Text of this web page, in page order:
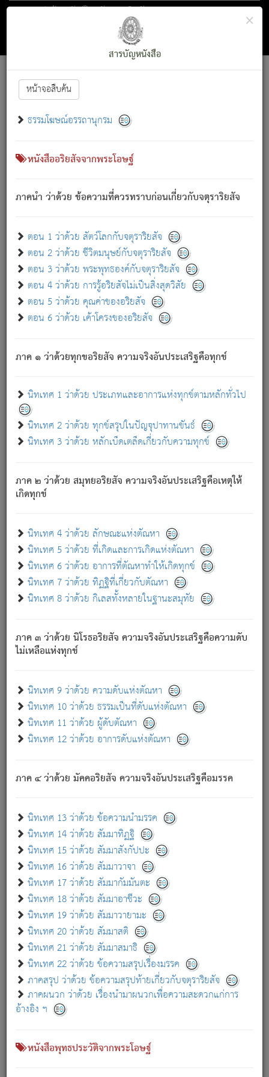
ตอน 1 ว่าด้วย สัตว์โลกกับจตุราริยสัจ
สารบัญ×
สารบัญหนังสือ
หน้าจอสืบค้น
ธรรมโฆษณ์อรรถานุกรม
หนังสืออริยสัจจากพระโอษฐ์
ภาคนำ ว่าด้วย ข้อความที่ควรทราบก่อนเกี่ยวกับจตุราริยสัจ
ตอน 1 ว่าด้วย สัตว์โลกกับจตุราริยสัจ
ตอน 2 ว่าด้วย ชีวิตมนุษย์กับจตุราริยสัจ
ตอน 3 ว่าด้วย พระพุทธองค์กับจตุราริยสัจ
ตอน 4 ว่าด้วย การรู้อริยสัจไม่เป็นสิ่งสุดวิสัย
ตอน 5 ว่าด้วย คุณค่าของอริยสัจ
ตอน 6 ว่าด้วย เค้าโครงของอริยสัจ
ภาค ๑ ว่าด้วยทุกขอริยสัจ ความจริงอันประเสริฐคือทุกข์
นิทเทศ 1 ว่าด้วย ประเภทและอาการแห่งทุกข์ตามหลักทั่วไป
นิทเทศ 2 ว่าด้วย ทุกข์สรุปในปัญจุปาทานขันธ์
นิทเทศ 3 ว่าด้วย หลักเบ็ดเตล็ดเกี่ยวกับความทุกข์
ภาค ๒ ว่าด้วย สมุทยอริยสัจ ความจริงอันประเสริฐคือเหตุให้
เกิดทุกข์
นิทเทศ 4 ว่าด้วย ลักษณะแห่งตัณหา
นิทเทศ 5 ว่าด้วย ที่เกิดและการเกิดแห่งตัณหา
นิทเทศ 6 ว่าด้วย อาการที่ตัณหาทำให้เกิดทุกข์
นิทเทศ 7 ว่าด้วย ทิฏฐิที่เกี่ยวกับตัณหา
นิทเทศ 8 ว่าด้วย กิเลสทั้งหลายในฐานะสมุทัย
ภาค ๓ ว่าด้วย นิโรธอริยสัจ ความจริงอันประเสริฐคือความดับ
ไม่เหลือแห่งทุกข์
นิทเทศ 9 ว่าด้วย ความดับแห่งตัณหา
นิทเทศ 10 ว่าด้วย ธรรมเป็นที่ดับแห่งตัณหา
นิทเทศ 11 ว่าด้วย ผู้ดับตัณหา
นิทเทศ 12 ว่าด้วย อาการดับแห่งตัณหา
ภาค ๔ ว่าด้วย มัคคอริยสัจ ความจริงอันประเสริฐคือมรรค
นิทเทศ 13 ว่าด้วย ข้อความนำมรรค
นิทเทศ 14 ว่าด้วย สัมมาทิฏฐิ
นิทเทศ 15 ว่าด้วย สัมมาสังกัปปะ
นิทเทศ 16 ว่าด้วย สัมมาวาจา
นิทเทศ 17 ว่าด้วย สัมมากัมมันตะ
นิทเทศ 18 ว่าด้วย สัมมาอาชีวะ
นิทเทศ 19 ว่าด้วย สัมมาวายามะ
นิทเทศ 20 ว่าด้วย สัมมาสติ
นิทเทศ 21 ว่าด้วย สัมมาสมาธิ
นิทเทศ 22 ว่าด้วย ข้อความสรุปเรื่องมรรค
ภาคสรุป ว่าด้วย ข้อความสรุปท้ายเกี่ยวกับจตุราริยสัจ
ภาคผนวก ว่าด้วย เรื่องนำมาผนวกเพื่อความสะดวกแก่การ
อ้างอิง ฯ
หนังสือพุทธประวัติจากพระโอษฐ์
Font :15 ]||
สัตว์โลกนี้ เกิดความเดือดร้อนแล้ว มีผัสสะบังหน้า
เขาสำคัญสิ่งใด โดยความเป็นประการใด แต่สิ่งนั้นย่อมเป็น
(ตามที่เป็นจริง) โดยประการอื่นจากที่เขาสำคัญนั้น
สัตว์โลกติดข้องอยู่ในภพ ถูกภพบังหน้าแล้ว มีภพโดยความ
เป็นอย่างอื่น (จากที่มันเป็นอยู่จริง) จึงได้เพลิดเพลินยิ่งนักในภพ
เขาเพลิดเพลินยิ่งนักในสิ่งใด สิ่งนั้นเป็นภัย (ที่เขาไม่รู้จัก)
เขากลัวต่อสิ่งใดสิ่งนั้นเป็นทุกข์
พรหมจรรย์นี้ อันบุคคลย่อมประพฤติ ก็เพื่อการละขาดซึ่ง
ภพ.
สมณะหรือพราหมณ์เหล่าใด กล่าวความหลุดพ้นจากภพว่า
มีได้เพราะภพ เรากล่าวว่า สมณะหรือพราหมณ์ทั้งปวงนั้น
มิใช่ผู้หลดพ้นจากภพ.
ภพ ว่ามีได้เพราะวิภพ[2]: เรากล่าวว่า สมณะหรือพราหมณ์ทั้ง
ปวงนั้น ก็ยังสลัดภพออกไปไม่ได้.
ก็ทุกข์นี้มีขึ้น เพราะอาศัยซึ่งอุปธิทั้งปวง.
เพราะความสิ้นไปแห่งอุปาทานทั้งปวง ความเกิดขึ้นแห่ง
ทุกข์จึงไม่มี.
ท่านจงดูโลกนี้เถิด (จะเห็นว่า) สัตว์ทั้งหลายอันอวิชาหนา
แน่นบังหนาแล้ว; และว่า สัตว์ผู้ยินดีในภพอันเป็นแล้วนั้น ย่อม
อันเป็นไปในที่หรือเวลาทั้งปวง[3]เพื่อความมีแห่งประโยชน์โดย
ประการทั้งปวง; ภพทั้งหลายทั้งหมดนั้น ไม่เที่ยง เป็นทุกข์ มี
ความแปรปรวนเป็นธรรมดา.
อย่างนี้อยู่; เขาย่อมละภวตัณหาได้ และไม่เพลิดเพลินวิภวตัณหา
ด้วย.
ความดับเพราะความสำรอกไม่เหลือ (แห่งภพทั้งหลาย)
เพราะความสิ้นไปแห่งตัณหาโดยประการทั้งปวง นั้นคือ
นิพพาน.
ภพใหม่ย่อมไม่มีแก่ภิกษุนั้น ผู้ดับเย็นสนิทแล้ว เพราะไม่มี
ภิกษุนั้น เป็นผู้ครอบงำมารได้แล้ว ชนะสงครามแล้ว ก้าวล่วง
ภพทั้งหลายทั้งปวงได้แล้ว เป็นผู้คงที่ (คือไม่เปลี่ยนแปลงอีกต่อ
- อุ.ขุ. ๒๕/๑๒๑/๘๔.
(ข้อความนี้ เป็นพระพุทธอุทานที่ทรงเปล่งออก ที่โคนต้นโพธิ์
เป็นที่ตรัสรู้ เมื่อตรัสรู้แล้วได้ 7 วัน)
เกี่ยวกับธรรมโฆษณ์ออนไลน์ (Disclaimer)
แม้ระบบ "ธรรมโฆษณ์ออนไลน์" พยายามปรับปรุงข้อมูลให้ถูกต้องมากที่สุด
ผู้ศึกษาก็พึงตรวจสอบกับตัวเล่มหนังสือต้นฉบับ ที่มีการพิมพ์ครั้งล่าสุด
ก่อนนำข้อมูลไปใช้ในการอ้างอิง"
เกี่ยวกับอัตถจารี|เกี่ยวกับการพัฒนา|แจ้งข้อผิดพลาด / แนะนำ
หนังสือที่เกี่ยวข้อง